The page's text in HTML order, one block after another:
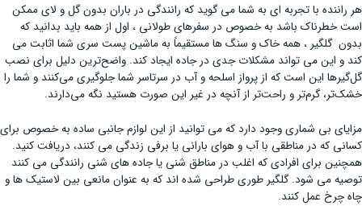
هر راننده با تجربه ای به شما می گوید که رانندگی در باران بدون گل و لای ممکن
است خطرناک باشد به خصوص در سفرهای طولانی ، اول از همه باید بدانید که
بدون گلگیر ، همه خاک و سنگ ها مستقیماً به ماشین پست سری شما اثابت می
کند و این می تواند مشکلات جدی در جاده ایجاد کند. واضح‌ترین دلیل برای نصب
گل‌گیرها این است که از پرواز اسلحه و آب در سرتاسر شما جلوگیری می‌کنند و شما را
خشک‌تر، گرم‌تر و راحت‌تر از آنچه در غیر این صورت هستید نگه می‌دارند.
مزایای بی شماری وجود دارد که می توانید از این لوازم جانبی ساده به خصوص برای
کسانی که در مناطقی با آب و هوای بارانی یا برفی زندگی می کنند، دریافت کنید.
همچنین برای افرادی که اغلب در مناطق شنی یا جاده های شنی رانندگی می کنند
توصیه می شود. گلگیر طوری طراحی شده اند که به عنوان مانعی بین لاستیک ها و
چاه چرخ عمل کنند.